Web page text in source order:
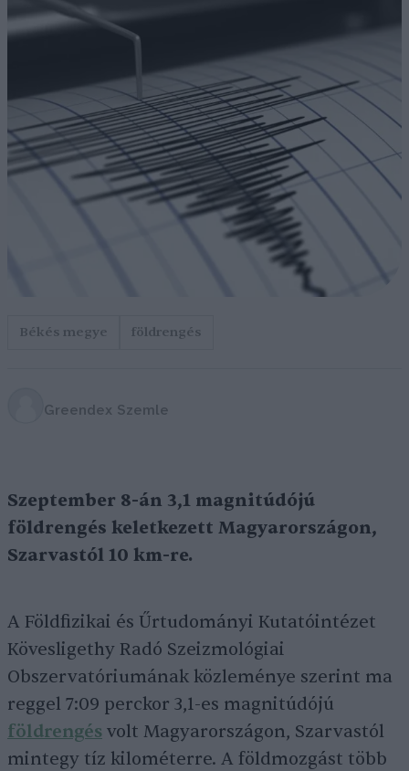
Békés megye földrengés
Greendex Szemle
Szeptember 8-án 3,1 magnitúdójú
földrengés keletkezett Magyarországon,
Szarvastól 10 km-re.
A Földfizikai és Űrtudományi Kutatóintézet
Kövesligethy Radó Szeizmológiai
Obszervatóriumának közleménye szerint ma
reggel 7:09 perckor 3,1-es magnitúdójú
földrengés volt Magyarországon, Szarvastól
mintegy tíz kilométerre. A földmozgást több